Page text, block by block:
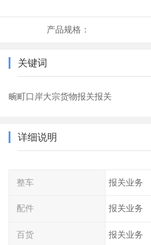
产品规格：
关键词
畹町口岸大宗货物报关报关
详细说明
整车 报关业务
配件 报关业务
百货 报关业务